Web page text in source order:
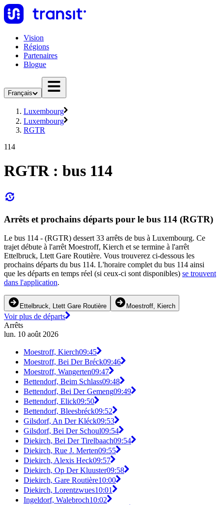
Vision
Régions
Partenaires
Blogue
Français
Luxembourg
Luxembourg
RGTR
114
RGTR : bus 114
Arrêts et prochains départs pour le bus 114 (RGTR)
Le bus 114 - (RGTR) dessert 33 arrêts de bus à Luxembourg. Ce
trajet débute à l'arrêt Moestroff, Kierch et se termine à l'arrêt
Ettelbruck, Ltett Gare Routière. Vous trouverez ci-dessous les
prochains départs du bus 114. L'horaire complet du bus 114 ainsi
que les départs en temps réel (si ceux-ci sont disponibles) se trouvent
dans l'application.
Ettelbruck, Ltett Gare Routière Moestroff, Kierch
Voir plus de départs
Arrêts
lun. 10 août 2026
Moestroff, Kierch09:45
Moestroff, Bei Der Bréck09:46
Moestroff, Wangerten09:47
Bettendorf, Beim Schlass09:48
Bettendorf, Bei Der Gemeng09:49
Bettendorf, Elick09:50
Bettendorf, Bleesbréck09:52
Gilsdorf, An Der Kléck09:53
Gilsdorf, Bei Der Schoul09:54
Diekirch, Bei Der Tirelbaach09:54
Diekirch, Rue J. Merten09:55
Diekirch, Alexis Heck09:57
Diekirch, Op Der Kluuster09:58
Diekirch, Gare Routière10:00
Diekirch, Lorentzwues10:01
Ingeldorf, Walebroch10:02